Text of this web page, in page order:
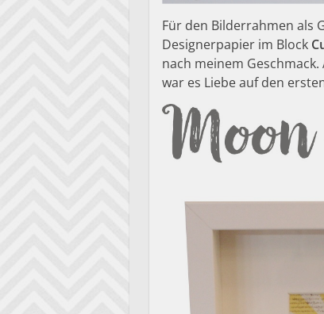
Für den Bilderrahmen als
Designerpapier im Block
nach meinem
war es Liebe auf den ersten